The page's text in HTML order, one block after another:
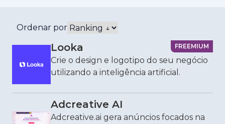
Ordenar por
FREEMIUM
Looka
Crie o design e logotipo do seu negócio
utilizando a inteligência artificial.
Adcreative AI
Adcreative.ai gera anúncios focados na